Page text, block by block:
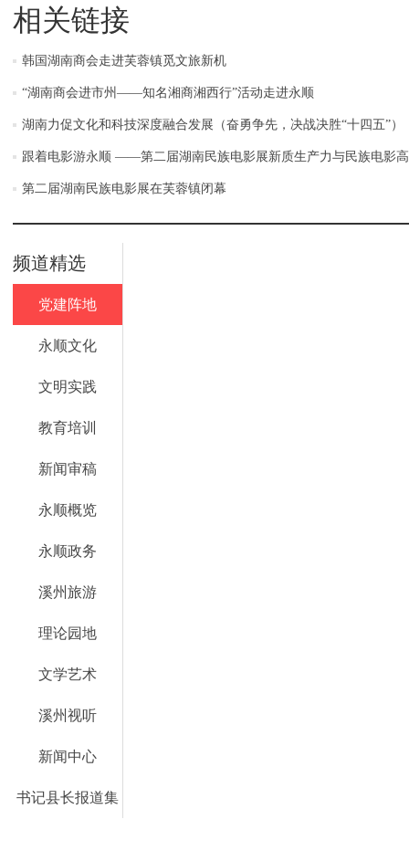
相关链接
韩国湖南商会走进芙蓉镇觅文旅新机
“湖南商会进市州——知名湘商湘西行”活动走进永顺
湖南力促文化和科技深度融合发展（奋勇争先，决战决胜“十四五”）
跟着电影游永顺 ——第二届湖南民族电影展新质生产力与民族电影
第二届湖南民族电影展在芙蓉镇闭幕
频道精选
党建阵地
永顺文化
文明实践
教育培训
新闻审稿
永顺概览
永顺政务
溪州旅游
理论园地
文学艺术
溪州视听
新闻中心
书记县长报道集